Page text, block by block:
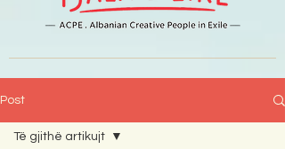
Post
Të gjithë artikujt